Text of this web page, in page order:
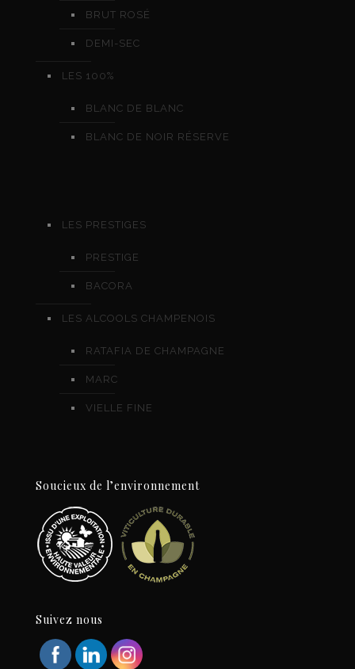
BRUT ROSÉ
DEMI-SEC
LES 100%
BLANC DE BLANC
BLANC DE NOIR RÉSERVE
LES PRESTIGES
PRESTIGE
BACORA
LES ALCOOLS CHAMPENOIS
RATAFIA DE CHAMPAGNE
MARC
VIELLE FINE
Soucieux de l’environnement
Suivez nous